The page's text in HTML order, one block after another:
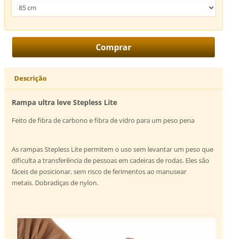
Descrição
Rampa ultra leve Stepless Lite
Feito de fibra de carbono e fibra de vidro para um peso pena
As rampas Stepless Lite permitem o uso sem levantar um peso que
dificulta a transferência de pessoas em cadeiras de rodas. Eles são
fáceis de posicionar, sem risco de ferimentos ao manusear
metais. Dobradiças de nylon.